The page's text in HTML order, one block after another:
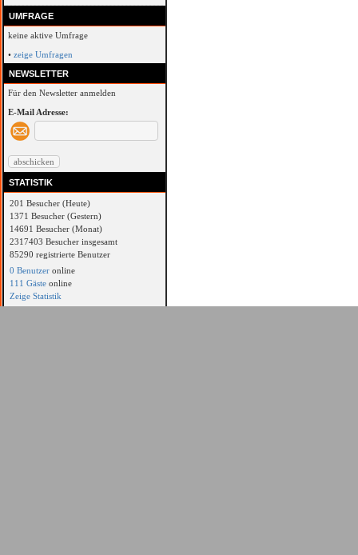
UMFRAGE
keine aktive Umfrage
• zeige Umfragen
NEWSLETTER
Für den Newsletter anmelden
E-Mail Adresse:
STATISTIK
201 Besucher (Heute)
1371 Besucher (Gestern)
14691 Besucher (Monat)
2317403 Besucher insgesamt
85290 registrierte Benutzer
0 Benutzer online
111 Gäste online
Zeige Statistik